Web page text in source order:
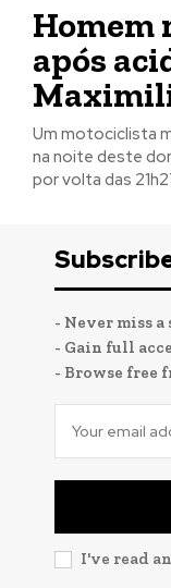
Homem
após
Um motociclista
na noite deste
por volta das
- Never miss
- Gain full
- Browse free
I've read